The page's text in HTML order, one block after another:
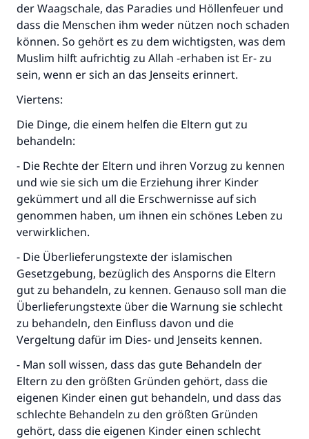
der Waagschale, das Paradies und Höllenfeuer und
dass die Menschen ihm weder nützen noch schaden
können. So gehört es zu dem wichtigsten, was dem
Muslim hilft aufrichtig zu Allah -erhaben ist Er- zu
sein, wenn er sich an das Jenseits erinnert.
Viertens:
Die Dinge, die einem helfen die Eltern gut zu
behandeln:
- Die Rechte der Eltern und ihren Vorzug zu kennen
und wie sie sich um die Erziehung ihrer Kinder
gekümmert und all die Erschwernisse auf sich
genommen haben, um ihnen ein schönes Leben zu
verwirklichen.
- Die Überlieferungstexte der islamischen
Gesetzgebung, bezüglich des Ansporns die Eltern
gut zu behandeln, zu kennen. Genauso soll man die
Überlieferungstexte über die Warnung sie schlecht
zu behandeln, den Einfluss davon und die
Vergeltung dafür im Dies- und Jenseits kennen.
- Man soll wissen, dass das gute Behandeln der
Eltern zu den größten Gründen gehört, dass die
eigenen Kinder einen gut behandeln, und dass das
schlechte Behandeln zu den größten Gründen
gehört, dass die eigenen Kinder einen schlecht